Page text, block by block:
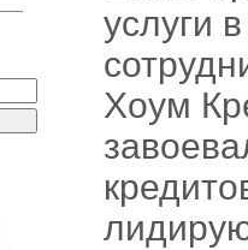
услуги
Хоум